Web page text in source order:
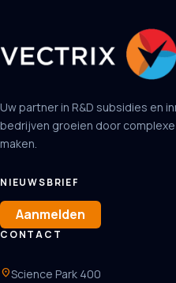
Uw partner in R&D subsidies en
bedrijven groeien door
maken.
NIEUWSBRIEF
Aanmelden
CONTACT
location_onScience Park 400